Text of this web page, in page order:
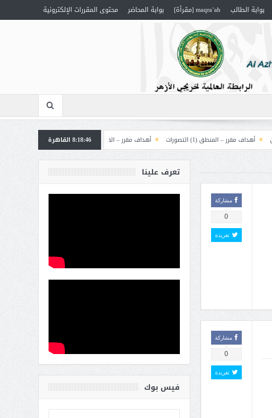
بوابة الطالب maqra’ah [مقرأة] بوابة المحاضر محتوى المقررات الإلكترونية
أهداف مقرر – المنطق (1) التصورات أهداف مقرر – الفقه 1
أهداف مقرر – العقيدة “إلهيات”
8:18:47 القاهرة
مشاركة
0
تغريدة
مشاركة
0
تغريدة
تعرف علينا
فيس بوك